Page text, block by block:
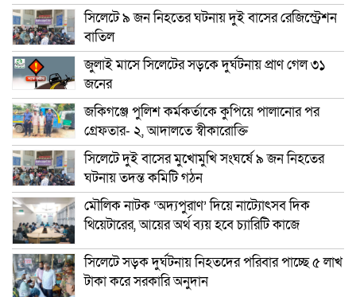
সিলেটে ৯ জন নিহতের ঘটনায় দুই বাসের রেজিস্ট্রেশন
বাতিল
জুলাই মাসে সিলেটের সড়কে দুর্ঘটনায় প্রাণ গেল ৩১
জনের
জকিগঞ্জে পুলিশ কর্মকর্তাকে কুপিয়ে পালানোর পর
গ্রেফতার- ২, আদালতে স্বীকারোক্তি
সিলেটে দুই বাসের মুখোমুখি সংঘর্ষে ৯ জন নিহতের
ঘটনায় তদন্ত কমিটি গঠন
মৌলিক নাটক ‘অদ্যপুরাণ’ দিয়ে নাট্যোৎসব দিক
থিয়েটারের, আয়ের অর্থ ব্যয় হবে চ্যারিটি কাজে
সিলেটে সড়ক দুর্ঘটনায় নিহতদের পরিবার পাচ্ছে ৫ লাখ
টাকা করে সরকারি অনুদান